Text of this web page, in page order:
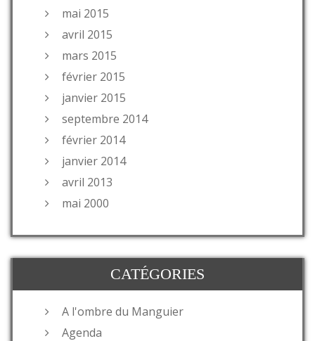
mai 2015
avril 2015
mars 2015
février 2015
janvier 2015
septembre 2014
février 2014
janvier 2014
avril 2013
mai 2000
CATÉGORIES
A l'ombre du Manguier
Agenda